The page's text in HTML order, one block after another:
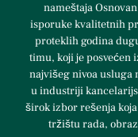
nameštaja
isporuke kvalitetnih
proteklih godina
timu, koji je posvećen
najvišeg nivoa usluga
u industriji
širok izbor rešenja
tržištu rada,